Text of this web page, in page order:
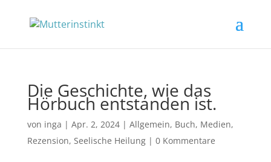
Die Geschichte, wie das
Hörbuch entstanden ist.
von inga | Apr. 2, 2024| Allgemein, Buch, Medien,
Rezension, Seelische Heilung| 0 Kommentare